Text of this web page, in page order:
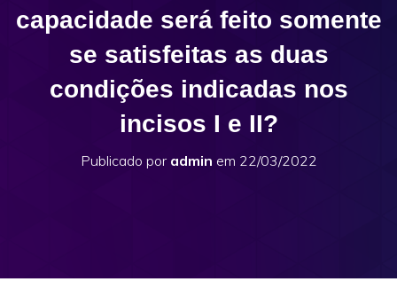
A
capacidade será feito somente
se satisfeitas as duas
condições indicadas nos
incisos I e II?
Publicado por admin em 22/03/2022